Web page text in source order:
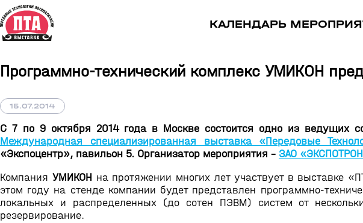
КАЛЕНДАРЬ
Программно-технический комплекс УМИКОН
15.07.2014
C 7 по 9 октября 2014 года в Москве состоится одно из ведущих
Международная специализированная выставка «Передовые
«Экспоцентр», павильон 5. Организатор мероприятия - ЗАО
Компания УМИКОН на протяжении многих лет участвует в выставке
этом году на стенде компании будет представлен программно-
локальных и распределенных (до сотен ПЭВМ) систем от
резервирование.